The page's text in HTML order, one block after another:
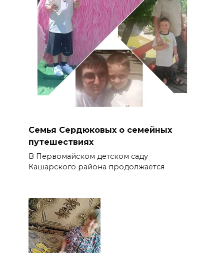
Семья Сердюковых о семейных
путешествиях
В Первомайском детском саду
Кашарского района продолжается